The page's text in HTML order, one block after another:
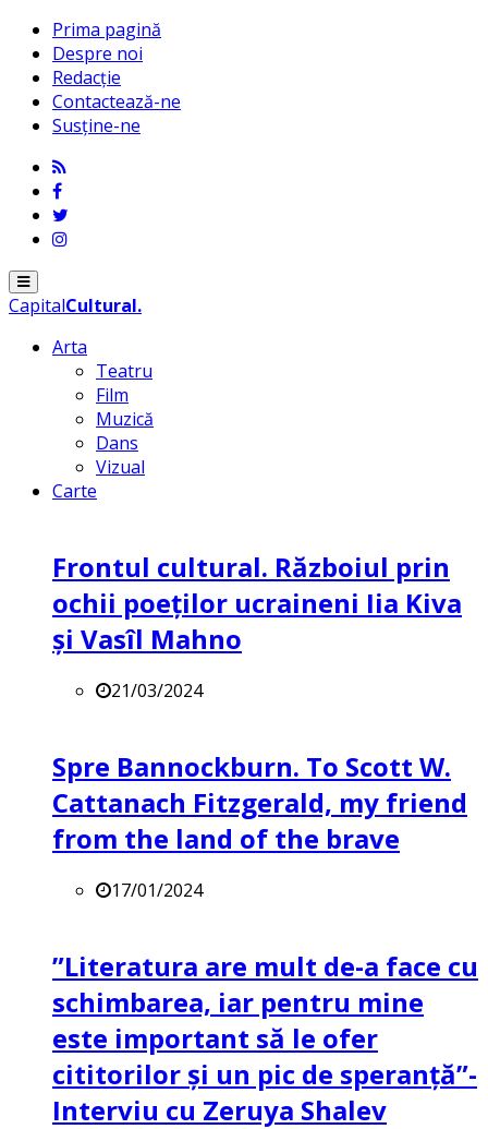
Prima pagină
Despre noi
Redacție
Contactează-ne
Susține-ne
Menu
CapitalCultural.
Arta
Teatru
Film
Muzică
Dans
Vizual
Carte
Frontul cultural. Războiul prin
ochii poeților ucraineni Iia Kiva
și Vasîl Mahno
21/03/2024
Spre Bannockburn. To Scott W.
Cattanach Fitzgerald, my friend
from the land of the brave
17/01/2024
”Literatura are mult de-a face cu
schimbarea, iar pentru mine
este important să le ofer
cititorilor și un pic de speranță”-
Interviu cu Zeruya Shalev